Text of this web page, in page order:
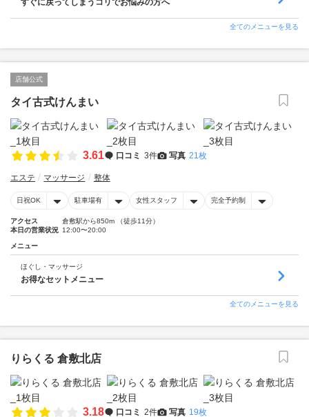
すぐに戻ってしまうコリでお悩みの方へ
全てのメニューを見る
店舗公式
タイ古式けんまい
3.61 口コミ 3件 写真 21枚
エステ マッサージ 整体
日祝OK 駐車場有 女性スタッフ 完全予約制
アクセス
倉敷駅から850m （徒歩11分）
本日の営業状況 12:00〜20:00
メニュー
ほぐし・マッサージ
お得なセットメニュー
全てのメニューを見る
りらくる 倉敷北店
3.18 口コミ 2件 写真 19枚